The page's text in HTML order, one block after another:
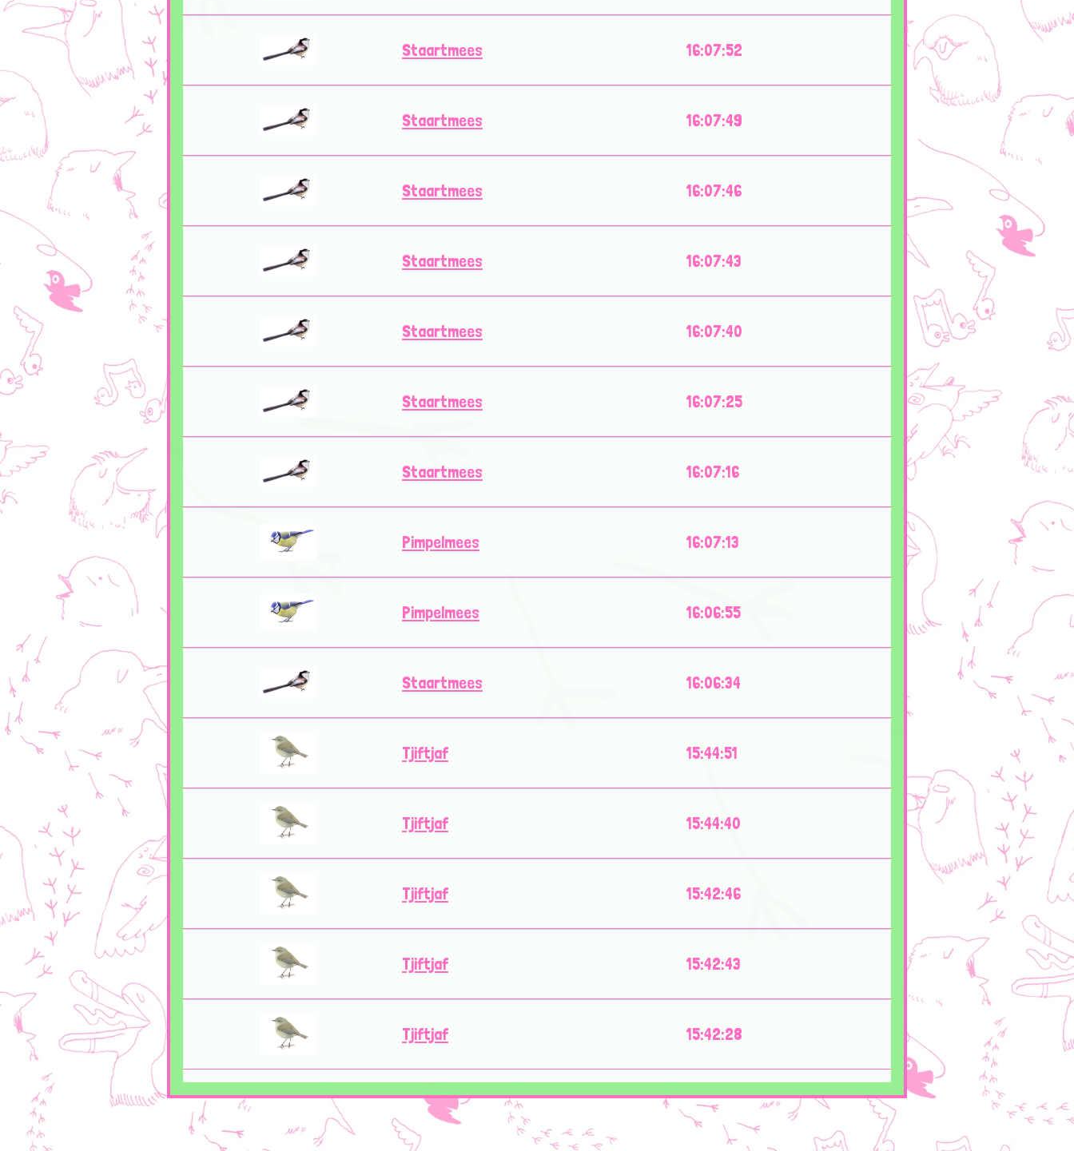
Staartmees 16:07:52
Staartmees 16:07:49
Staartmees 16:07:46
Staartmees 16:07:43
Staartmees 16:07:40
Staartmees 16:07:25
Staartmees 16:07:16
Pimpelmees 16:07:13
Pimpelmees 16:06:55
Staartmees 16:06:34
Tjiftjaf 15:44:51
Tjiftjaf 15:44:40
Tjiftjaf 15:42:46
Tjiftjaf 15:42:43
Tjiftjaf 15:42:28